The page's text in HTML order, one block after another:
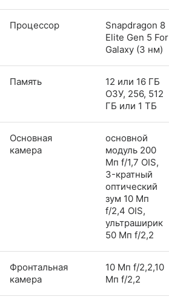
Процессор
Snapdragon 8
Elite Gen 5 For
Galaxy (3 нм)
Память
12 или 16 ГБ
ОЗУ, 256, 512
ГБ или 1 ТБ
Основная
камера
основной
модуль 200
Мп f/1,7 OIS,
3-кратный
оптический
зум 10 Мп
f/2,4 OIS,
ультраширик
50 Мп f/2,2
Фронтальная
камера
10 Мп f/2,2,10
Мп f/2,2